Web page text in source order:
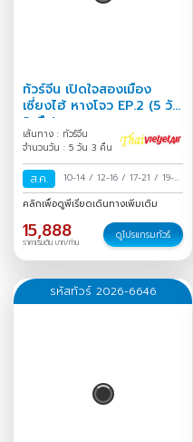
ทัวร์จีน เปิดใจสองเมือง
เซี่ยงไฮ้ หางโจว EP.2 (5 วัน
3 คืน)
เส้นทาง : ทัวร์จีน
จำนวนวัน : 5 วัน 3 คืน
ส.ค. 10-14 / 12-16 / 17-21 / 19-
23/24-28/26-30/31
ส.ค.-04 ก.ย.
คลิกเพื่อดูพีเรียดเดินทางเพิ่มเติม
15,888
ราคาเริ่มต้น บาท/ท่าน
ดูโปรแกรมทัวร์
รหัสทัวร์ 2026-6646